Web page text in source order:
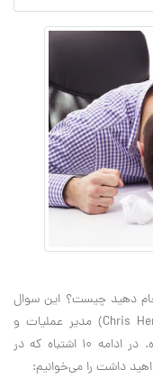
دهید چیست؟ این سوال
در سایت Quora مطرح شده و کریس هرد (Chris Herd) مدیر عملیات و
معماری در صعنت نفت و گاز به آن پاسخ داده. در ادامه ۱۰ اشتباه که در
داشت را می‌خوانیم: